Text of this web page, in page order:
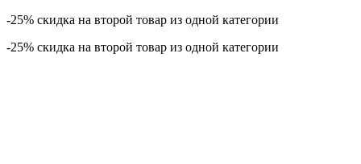
-25% скидка на второй товар из одной категории
-25% скидка на второй товар из одной категории